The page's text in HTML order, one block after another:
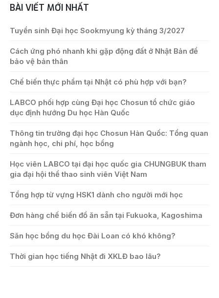
BÀI VIẾT MỚI NHẤT
Tuyển sinh Đại học Sookmyung kỳ tháng 3/2027
Cách ứng phó nhanh khi gặp động đất ở Nhật Bản để
bảo vệ bản thân
Chế biến thực phẩm tại Nhật có phù hợp với bạn?
LABCO phối hợp cùng Đại học Chosun tổ chức giáo
dục định hướng Du học Hàn Quốc
Thông tin trường đại học Chosun Hàn Quốc: Tổng quan
ngành học, chi phí, học bổng
Học viên LABCO tại đại học quốc gia CHUNGBUK tham
gia đại hội thể thao sinh viên Việt Nam
Tổng hợp từ vựng HSK1 dành cho người mới học
Đơn hàng chế biến đồ ăn sẵn tại Fukuoka, Kagoshima
Săn học bổng du học Đài Loan có khó không?
Thời gian học tiếng Nhật đi XKLĐ bao lâu?